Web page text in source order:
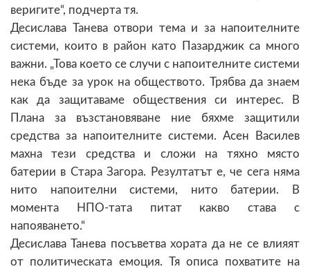
веригите“, подчерта тя.
Десислава Танева отвори тема и за напоителните
системи, които в район като Пазарджик са много
важни. „Това което се случи с напоителните системи
нека бъде за урок на обществото. Трябва да знаем
как да защитаваме обществения си интерес. В
Плана за възстановяване ние бяхме защитили
средства за напоителните системи. Асен Василев
махна тези средства и сложи на тяхно място
батерии в Стара Загора. Резултатът е, че сега няма
нито напоителни системи, нито батерии. В
момента НПО-тата питат какво става с
напояването.“
Десислава Танева посъветва хората да не се влияят
от политическата емоция. Тя описа похватите на